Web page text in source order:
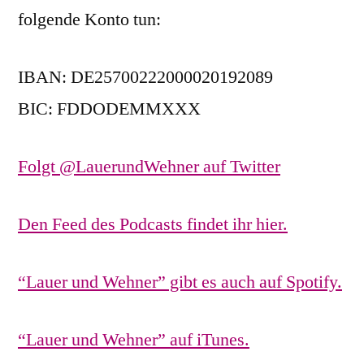
folgende Konto tun:
IBAN: DE25700222000020192089
BIC: FDDODEMMXXX
Folgt @LauerundWehner auf Twitter
Den Feed des Podcasts findet ihr hier.
“Lauer und Wehner” gibt es auch auf Spotify.
“Lauer und Wehner” auf iTunes.